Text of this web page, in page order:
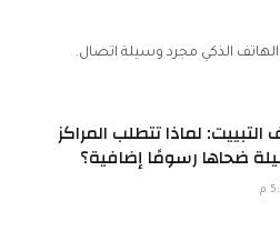
الذكي مجرد وسيلة اتصال.
التبييت: لماذا تتطلب المراكز
ضحاها رسومًا إضافية؟